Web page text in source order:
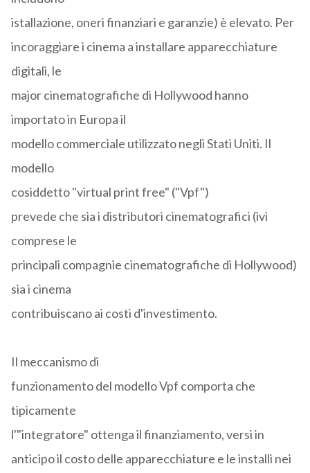
istallazione, oneri finanziari e garanzie) è elevato. Per
incoraggiare i cinema a installare apparecchiature
digitali, le
major cinematografiche di Hollywood hanno
importato in Europa il
modello commerciale utilizzato negli Stati Uniti. Il
modello
cosiddetto "virtual print free" ("Vpf")
prevede che sia i distributori cinematografici (ivi
comprese le
principali compagnie cinematografiche di Hollywood)
sia i cinema
contribuiscano ai costi d'investimento.
Il meccanismo di
funzionamento del modello Vpf comporta che
tipicamente
l'"integratore" ottenga il finanziamento, versi in
anticipo il costo delle apparecchiature e le installi nei